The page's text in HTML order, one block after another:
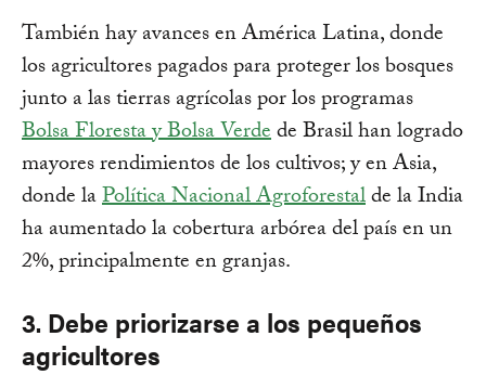
También hay avances en América Latina, donde
los agricultores pagados para proteger los bosques
junto a las tierras agrícolas por los programas
Bolsa Floresta y Bolsa Verdede Brasil han logrado
mayores rendimientos de los cultivos; y en Asia,
donde laPolítica Nacional Agroforestalde la India
ha aumentado la cobertura arbórea del país en un
2%, principalmente en granjas.
3. Debe priorizarse a los pequeños
agricultores